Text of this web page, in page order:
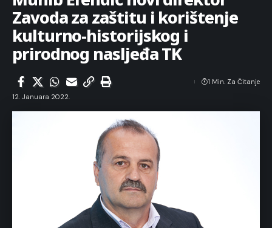
Zavoda za zaštitu i korištenje
kulturno-historijskog i
prirodnog nasljeđa TK
12. Januara 2022.
1 Min. Za Čitanje